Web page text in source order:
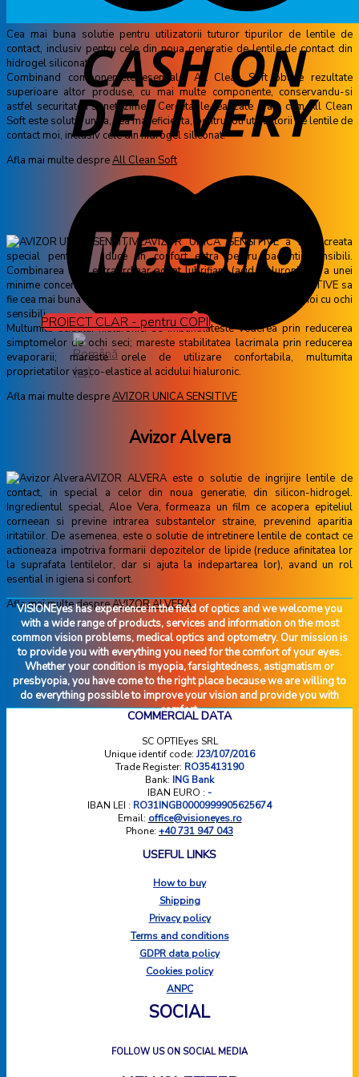
PROIECT CLAR - pentru COPII
Cea mai buna solutie pentru utilizatorii tuturor tipurilor de lentile de
contact, inclusiv pentru cele din noua generatie de lentile de contact din
hidrogel siliconat.
Combinand componentele esentiale, All Clean Soft obtine rezultate
superioare altor produse, cu mai multe componente, conservandu-si
astfel securitatea si netezimea. Cercetarile realizate arata cum All Clean
Soft este solutia unica, cea mai eficienta, pentru toti utilizatorii de lentile de
contact moi, inclusiv cele din hidrogel siliconat.
Afla mai multe despreAll Clean Soft
Avizor Unica Sensitive
AVIZOR UNICA SENSITIVE a fost creata
special pentru a aduce un confort extra pentru pacientii sensibili.
Combinarea unui extraordinar agent lubrifiant (acid hialuronic) si a unei
minime concentratii de conservanti, face ca AVIZOR UNICA SENSITIVE sa
fie cea mai buna optiune pentru utilizatorii de lentile de contact moi cu ochi
sensibili.
Multumita acidului hialuronic: se imbunatateste vederea prin reducerea
simptomelor de ochi seci; mareste stabilitatea lacrimala prin reducerea
evaporarii; mareste orele de utilizare confortabila, multumita
proprietatilor vasco-elastice al acidului hialuronic.
Afla mai multe despreAVIZOR UNICA SENSITIVE
Avizor Alvera
AVIZOR ALVERA este o solutie de ingrijire lentile de
contact, in special a celor din noua generatie, din silicon-hidrogel.
Ingredientul special, Aloe Vera, formeaza un film ce acopera epiteliul
corneean si previne intrarea substantelor straine, prevenind aparitia
iritatiilor. De asemenea, este o solutie de intretinere lentile de contact ce
actioneaza impotriva formarii depozitelor de lipide (reduce afinitatea lor
la suprafata lentilelor, dar si ajuta la indepartarea lor), avand un rol
esential in igiena si confort.
Afla mai multe despreAVIZOR ALVERA
VISIONEyes has experience in the field of optics and we welcome you
with a wide range of products, services and information on the most
common vision problems, medical optics and optometry. Our mission is
to provide you with everything you need for the comfort of your eyes.
Whether your condition is myopia, farsightedness, astigmatism or
presbyopia, you have come to the right place because we are willing to
do everything possible to improve your vision and provide you with
comfort.
COMMERCIAL DATA
SC OPTIEyes SRL
Unique identif code: J23/107/2016
Trade Register: RO35413190
Bank: ING Bank
IBAN EURO : -
IBAN LEI : RO31INGB0000999905625674
Email: office@visioneyes.ro
Phone: +40 731 947 043
USEFUL LINKS
How to buy
Shipping
Privacy policy
Terms and conditions
GDPR data policy
Cookies policy
ANPC
SOCIAL
FOLLOW US ON SOCIAL MEDIA